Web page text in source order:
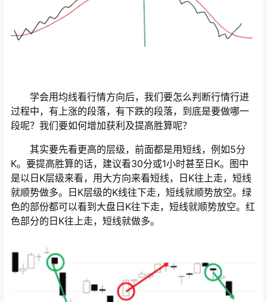
学会用均线看行情方向后，我们要怎么判断行情行进
过程中，有上涨的段落，有下跌的段落，到底是要做哪一
段呢？我们要如何增加获利及提高胜算呢？
其实要先看更高的层级，前面都是用短线，例如5分
K。要提高胜算的话，建议看30分或1小时甚至日K。图中
是以日K层级来看，用大方向来看短线，日K往上走，短线
就顺势做多。日K层级的K线往下走，短线就顺势放空。绿
色的部份都可以看到大盘日K往下走，短线就顺势放空。红
色部分的日K往上走，短线就做多。